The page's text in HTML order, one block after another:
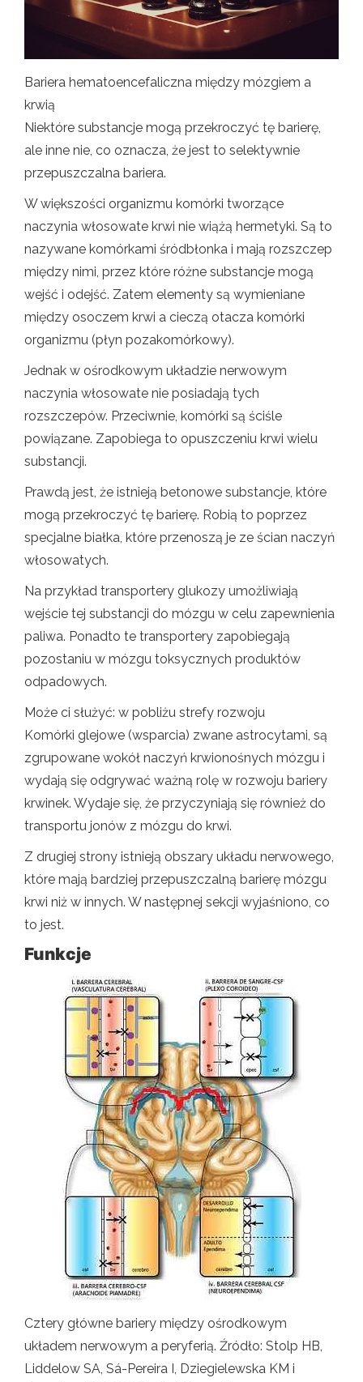
Bariera hematoencefaliczna między mózgiem a
krwią
Niektóre substancje mogą przekroczyć tę barierę,
ale inne nie, co oznacza, że ​​jest to selektywnie
przepuszczalna bariera.
W większości organizmu komórki tworzące
naczynia włosowate krwi nie wiążą hermetyki. Są to
nazywane komórkami śródbłonka i mają rozszczep
między nimi, przez które różne substancje mogą
wejść i odejść. Zatem elementy są wymieniane
między osoczem krwi a cieczą otacza komórki
organizmu (płyn pozakomórkowy).
Jednak w ośrodkowym układzie nerwowym
naczynia włosowate nie posiadają tych
rozszczepów. Przeciwnie, komórki są ściśle
powiązane. Zapobiega to opuszczeniu krwi wielu
substancji.
Prawdą jest, że istnieją betonowe substancje, które
mogą przekroczyć tę barierę. Robią to poprzez
specjalne białka, które przenoszą je ze ścian naczyń
włosowatych.
Na przykład transportery glukozy umożliwiają
wejście tej substancji do mózgu w celu zapewnienia
paliwa. Ponadto te transportery zapobiegają
pozostaniu w mózgu toksycznych produktów
odpadowych.
Może ci służyć: w pobliżu strefy rozwoju
Komórki glejowe (wsparcia) zwane astrocytami, są
zgrupowane wokół naczyń krwionośnych mózgu i
wydają się odgrywać ważną rolę w rozwoju bariery
krwinek. Wydaje się, że przyczyniają się również do
transportu jonów z mózgu do krwi.
Z drugiej strony istnieją obszary układu nerwowego,
które mają bardziej przepuszczalną barierę mózgu
krwi niż w innych. W następnej sekcji wyjaśniono, co
to jest.
Funkcje
Cztery główne bariery między ośrodkowym
układem nerwowym a peryferią. Źródło: Stolp HB,
Liddelow SA, Sá-Pereira I, Dziegielewska KM i